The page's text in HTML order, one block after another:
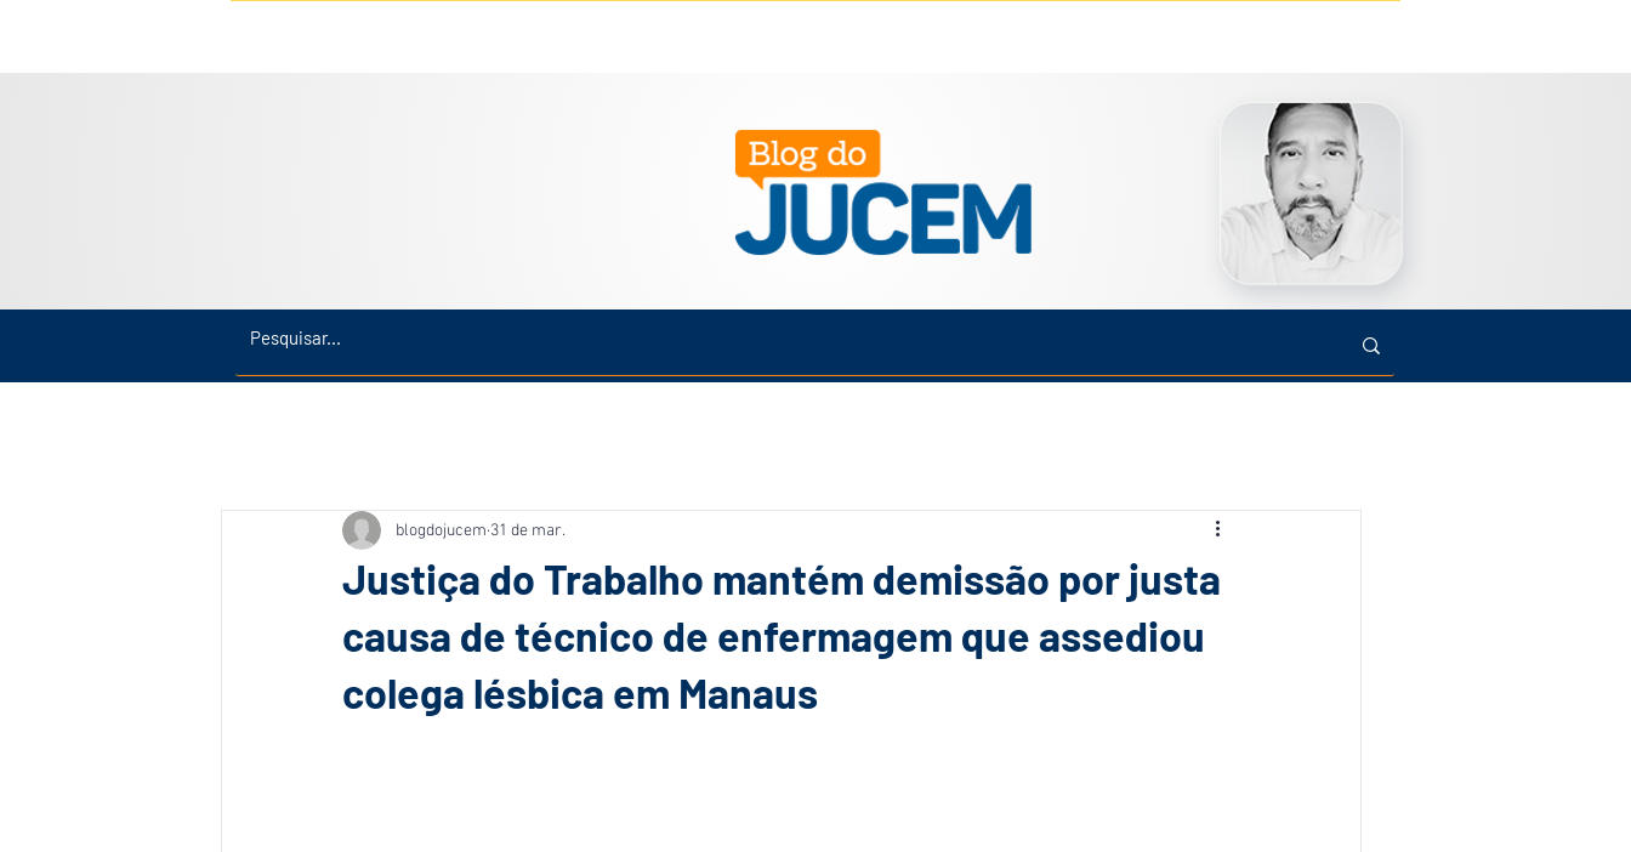
Justiça do Trabalho mantém demissão por justa
causa de técnico de enfermagem que assediou
colega lésbica em Manaus
blogdojucem 31 de mar.